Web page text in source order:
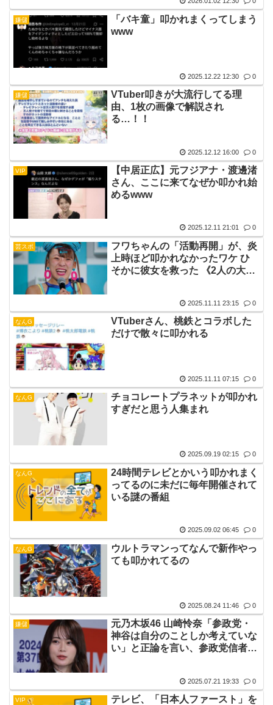
嫌儲
「バキ童」叩かれまくってしまう
www
2025.12.22 12:30 0
嫌儲
VTuber叩きが大流行してる理
由、1枚の画像で解説され
る…！！
2025.12.12 16:00 0
VIP
【中居正広】元フジアナ・渡邊渚
さん、ここに来てなぜか叩かれ始
めるwww
2025.12.11 21:01 0
芸スポ
フワちゃんの「活動再開」が、炎
上時ほど叩かれなかったワケ ひ
そかに彼女を救った 《2人の大物
2025.11.11 23:15 0
なんG
VTuberさん、桃鉄とコラボした
だけで散々に叩かれる
2025.11.11 07:15 0
なんG
チョコレートプラネットが叩かれ
すぎだと思う人集まれ
2025.09.19 02:15 0
なんG
24時間テレビとかいう叩かれまく
ってるのに未だに毎年開催されて
いる謎の番組
2025.09.02 06:45 0
なんG
ウルトラマンってなんで新作やっ
ても叩かれてるの
2025.08.24 11:46 0
嫌儲
元乃木坂46 山崎怜奈「参政党・
神谷は自分のことしか考えていな
い」と正論を言い、参政党信者に
2025.07.21 19:33 0
VIP
テレビ、「日本人ファースト」を